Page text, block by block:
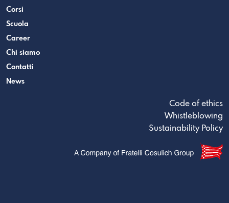
Corsi
Scuola
Career
Chi siamo
Contatti
News
Code of ethics
Whistleblowing
Sustainability Policy